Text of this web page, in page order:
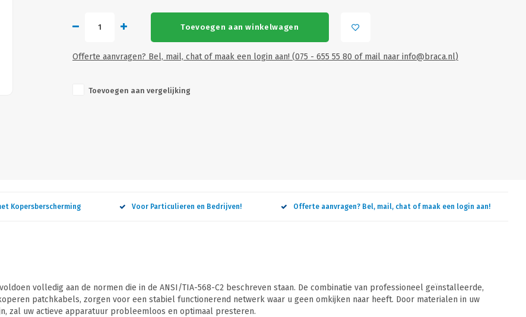
Toevoegen aan winkelwagen
Offerte aanvragen? Bel, mail, chat of maak een login aan! (075 - 655 55 80 of mail naar info@braca.nl)
Toevoegen aan vergelijking
Kopersberscherming Voor Particulieren en Bedrijven! Offerte aanvragen? Bel, mail, chat of maak een login aan!
volledig aan de normen die in de ANSI/TIA-568-C2 beschreven staan. De combinatie van professioneel geïnstalleerde,
patchkabels, zorgen voor een stabiel functionerend netwerk waar u geen omkijken naar heeft. Door materialen in uw
zal uw actieve apparatuur probleemloos en optimaal presteren.